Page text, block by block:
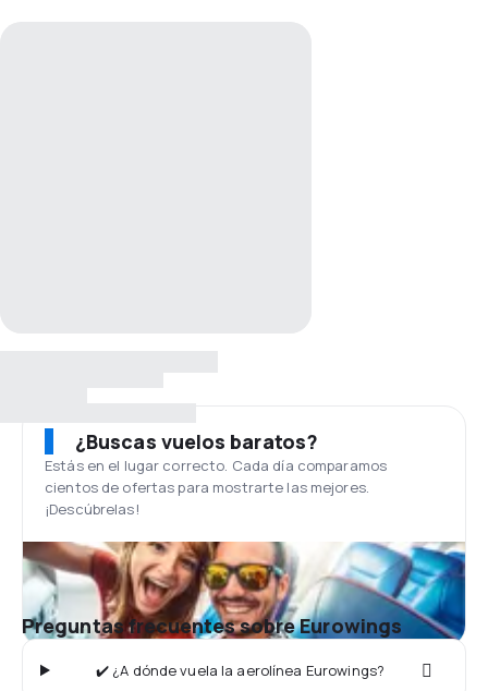
¿Buscas vuelos baratos?
Estás en el lugar correcto. Cada día comparamos
cientos de ofertas para mostrarte las mejores.
¡Descúbrelas!
Preguntas frecuentes sobre Eurowings
✔️ ¿A dónde vuela la aerolínea Eurowings?